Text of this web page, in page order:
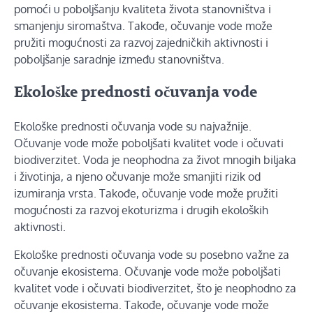
pomoći u poboljšanju kvaliteta života stanovništva i
smanjenju siromaštva. Takođe, očuvanje vode može
pružiti mogućnosti za razvoj zajedničkih aktivnosti i
poboljšanje saradnje između stanovništva.
Ekološke prednosti očuvanja vode
Ekološke prednosti očuvanja vode su najvažnije.
Očuvanje vode može poboljšati kvalitet vode i očuvati
biodiverzitet. Voda je neophodna za život mnogih biljaka
i životinja, a njeno očuvanje može smanjiti rizik od
izumiranja vrsta. Takođe, očuvanje vode može pružiti
mogućnosti za razvoj ekoturizma i drugih ekoloških
aktivnosti.
Ekološke prednosti očuvanja vode su posebno važne za
očuvanje ekosistema. Očuvanje vode može poboljšati
kvalitet vode i očuvati biodiverzitet, što je neophodno za
očuvanje ekosistema. Takođe, očuvanje vode može